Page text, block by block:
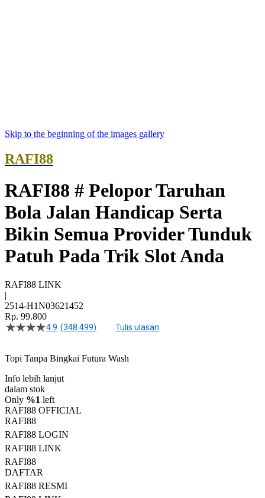
Skip to the beginning of the images gallery
RAFI88
RAFI88 # Pelopor Taruhan
Bola Jalan Handicap Serta
Bikin Semua Provider Tunduk
Patuh Pada Trik Slot Anda
RAFI88 LINK
|
2514-H1N03621452
Rp. 99.800
4.5
bintang,
rating
rata-
rata.
Read
13
Reviews.
Tautan
halaman
yang
sama.
4.9 (348.499) Tulis ulasan
Topi Tanpa Bingkai Futura Wash
Info lebih lanjut
dalam stok
Only %1 left
RAFI88 OFFICIAL
RAFI88
RAFI88 LOGIN
RAFI88 LINK
RAFI88
DAFTAR
RAFI88 RESMI